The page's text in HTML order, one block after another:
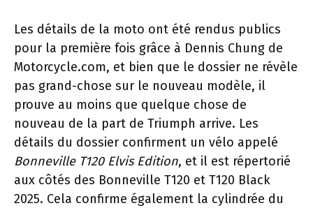
Les détails de la moto ont été rendus publics
pour la première fois grâce à Dennis Chung de
Motorcycle.com, et bien que le dossier ne révèle
pas grand-chose sur le nouveau modèle, il
prouve au moins que quelque chose de
nouveau de la part de Triumph arrive. Les
détails du dossier confirment un vélo appelé
Bonneville T120 Elvis Edition, et il est répertorié
aux côtés des Bonneville T120 et T120 Black
2025. Cela confirme également la cylindrée du